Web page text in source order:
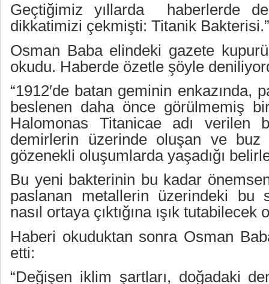
Geçtiğimiz yıllarda
haberlerde
dikkatimizi çekmişti: Titanik Bakterisi.”
Osman Baba elindeki gazete
okudu. Haberde özetle şöyle
“1912′de batan geminin enkazında,
beslenen daha önce görülmemiş
Halomonas Titanicae adı verilen
demirlerin üzerinde oluşan ve buz
gözenekli oluşumlarda yaşadığı
Bu yeni bakterinin bu kadar
paslanan metallerin üzerindeki bu
nasıl ortaya çıktığına ışık tutabilecek
Haberi okuduktan sonra Osman
etti:
“Değişen iklim şartları, doğadaki